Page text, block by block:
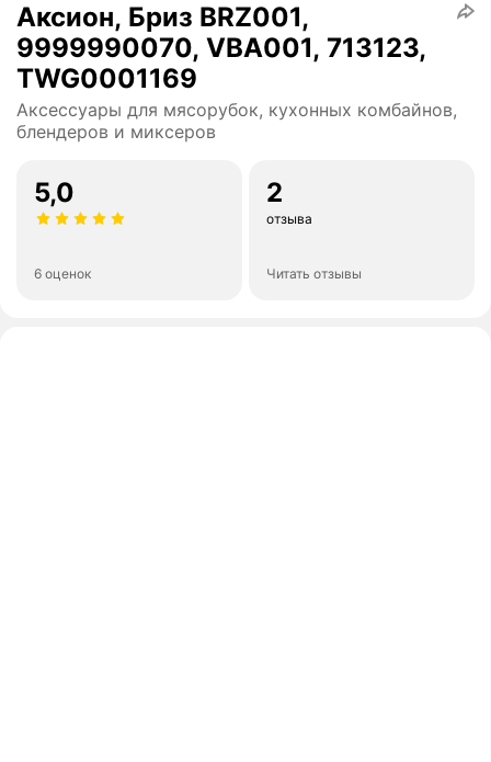
Аксион, Бриз BRZ001,
9999990070, VBA001, 713123,
TWG0001169
Аксессуары для мясорубок, кухонных комбайнов,
блендеров и миксеров
5,0
6 оценок
2
отзыва
Читать отзывы